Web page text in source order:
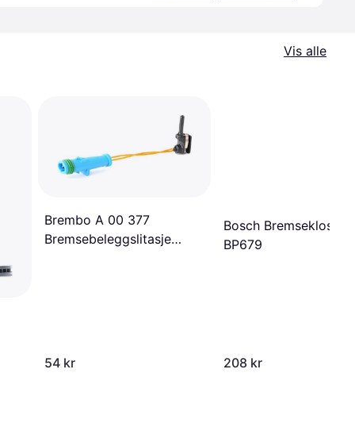
Vis alle
Brembo A 00 377
Bremsebeleggslitasje
54 kr
Bosch
BP679
208 kr